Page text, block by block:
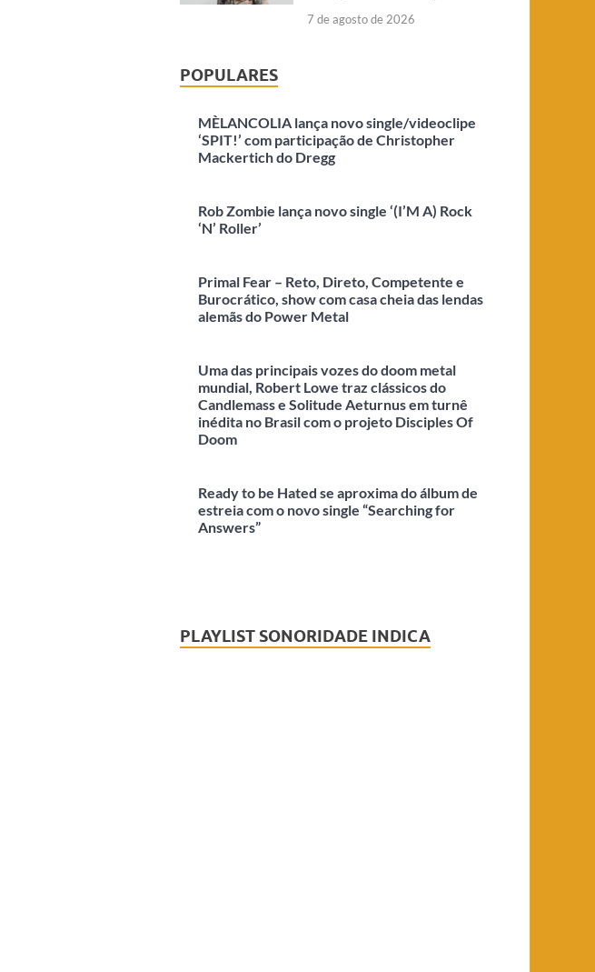
7 de agosto de 2026
POPULARES
MÈLANCOLIA lança novo single/videoclipe
‘SPIT!’ com participação de Christopher
Mackertich do Dregg
Rob Zombie lança novo single ‘(I’M A) Rock
‘N’ Roller’
Primal Fear – Reto, Direto, Competente e
Burocrático, show com casa cheia das lendas
alemãs do Power Metal
Uma das principais vozes do doom metal
mundial, Robert Lowe traz clássicos do
Candlemass e Solitude Aeturnus em turnê
inédita no Brasil com o projeto Disciples Of
Doom
Ready to be Hated se aproxima do álbum de
estreia com o novo single “Searching for
Answers”
PLAYLIST SONORIDADE INDICA